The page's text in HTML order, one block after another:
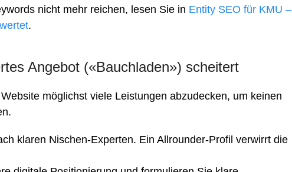
nicht mehr reichen, lesen Sie in Entity SEO für KMU –
.
Angebot («Bauchladen») scheitert
möglichst viele Leistungen abzudecken, um keinen
klaren Nischen-Experten. Ein Allrounder-Profil verwirrt die